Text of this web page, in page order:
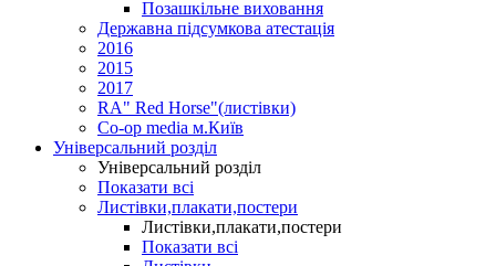
Позашкільне виховання
Державна підсумкова атестація
2016
2015
2017
RA" Red Horse"(листівки)
Co-op media м.Київ
Універсальний розділ
Універсальний розділ
Показати всі
Листівки,плакати,постери
Листівки,плакати,постери
Показати всі